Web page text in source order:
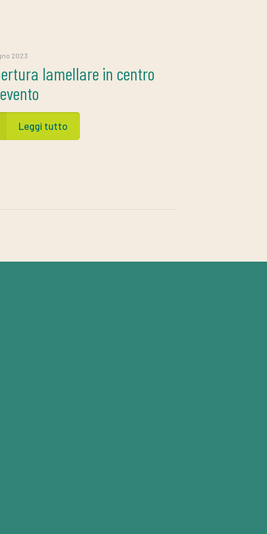
2023
lamellare in centro
Leggi tutto